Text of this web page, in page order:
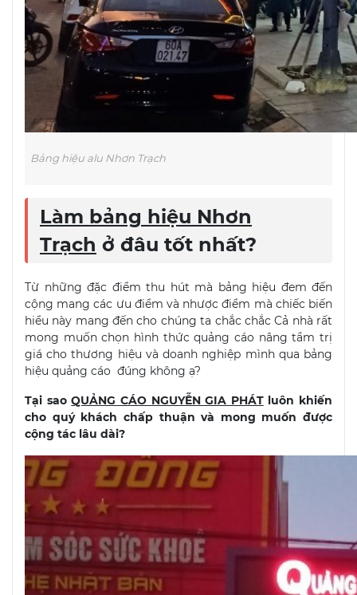
Bảng hiệu alu Nhơn Trạch
Làm bảng hiệu Nhơn
Trạch ở đâu tốt nhất?
Từ những đặc điểm thu hút mà bảng hiệu đem đến
cộng mang các ưu điểm và nhược điểm mà chiếc biến
hiểu này mang đến cho chúng ta chắc chắc Cả nhà rất
mong muốn chọn hình thức quảng cáo nâng tầm trị
giá cho thương hiệu và doanh nghiệp mình qua bảng
hiệu quảng cáo đúng không ạ?
Tại saoQUẢNG CÁO NGUYỄN GIA PHÁTluôn khiến
cho quý khách chấp thuận và mong muốn được
cộng tác lâu dài?